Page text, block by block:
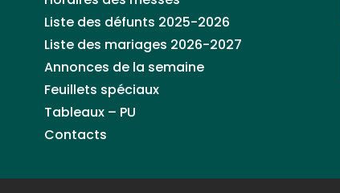
Liste des défunts 2025-2026
Liste des mariages 2026-2027
Annonces de la semaine
Feuillets spéciaux
Tableaux – PU
Contacts